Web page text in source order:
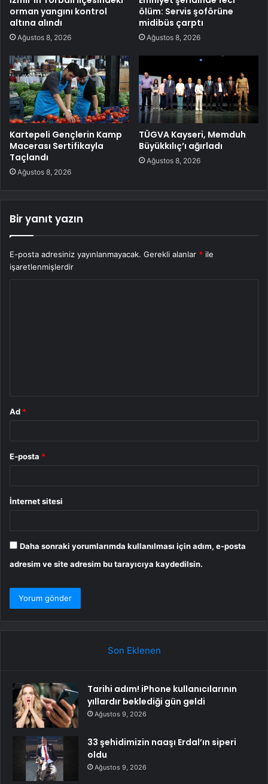
orman yangını kontrol
altına alındı
Ağustos 8, 2026
ölüm: Servis şoförüne
midibüs çarptı
Ağustos 8, 2026
Kartepeli Gençlerin Kamp
Macerası Sertifikayla
Taçlandı
Ağustos 8, 2026
TÜGVA Kayseri, Memduh
Büyükkılıç’ı ağırladı
Ağustos 8, 2026
Bir yanıt yazın
E-posta adresiniz yayınlanmayacak. Gerekli alanlar * ile
işaretlenmişlerdir
Ad *
E-posta *
İnternet sitesi
Daha sonraki yorumlarımda kullanılması için adım, e-posta
adresim ve site adresim bu tarayıcıya kaydedilsin.
Son Eklenen
Tarihi adım! iPhone kullanıcılarının
yıllardır beklediği gün geldi
Ağustos 9, 2026
33 şehidimizin naaşı Erdal’ın siperi
oldu
Ağustos 9, 2026